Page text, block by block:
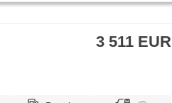
3 511 EUR